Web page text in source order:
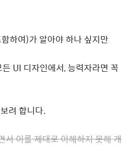
하여)가 알아야 하나 싶지만
UI 디자인에서, 능력자라면 꼭
려 합니다.
서 이를 제대로 이해하지 못해 개